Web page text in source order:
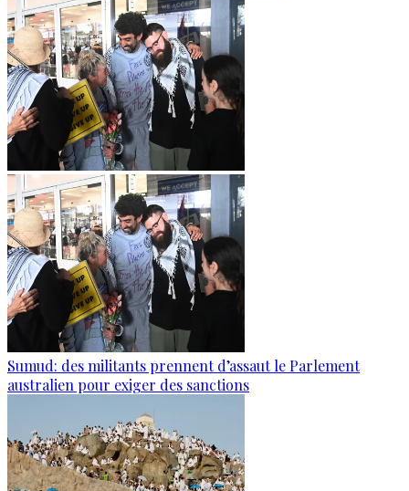
Sumud: des militants prennent d’assaut le Parlement
australien pour exiger des sanctions